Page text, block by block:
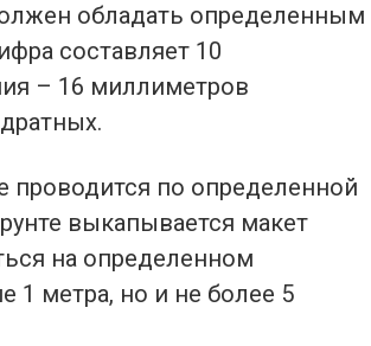
обладать определенным
составляет 10
– 16 миллиметров
проводится по определенной
выкапывается макет
на определенном
1 метра, но и не более 5